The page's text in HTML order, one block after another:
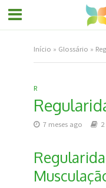
Início » Glossário »
R
7 meses ago